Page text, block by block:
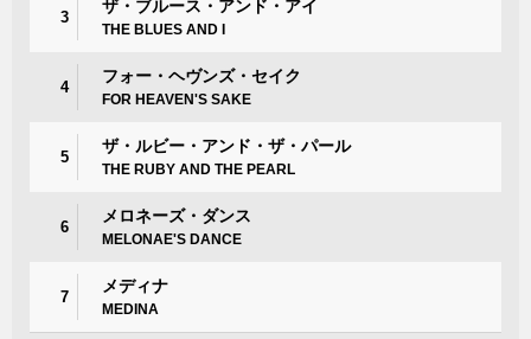
3
ザ・ブルース・アンド・アイ
THE BLUES AND I
4
フォー・ヘヴンズ・セイク
FOR HEAVEN'S SAKE
5
ザ・ルビー・アンド・ザ・パール
THE RUBY AND THE PEARL
6
メロネーズ・ダンス
MELONAE'S DANCE
7
メディナ
MEDINA